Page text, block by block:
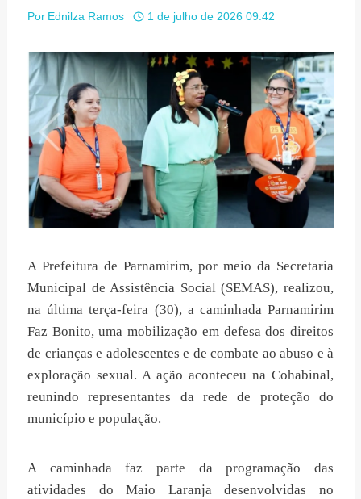
Por Ednilza Ramos 1 de julho de 2026 09:42
A Prefeitura de Parnamirim, por meio da Secretaria
Municipal de Assistência Social (SEMAS), realizou,
na última terça-feira (30), a caminhada Parnamirim
Faz Bonito, uma mobilização em defesa dos direitos
de crianças e adolescentes e de combate ao abuso e à
exploração sexual. A ação aconteceu na Cohabinal,
reunindo representantes da rede de proteção do
município e população.
A caminhada faz parte da programação das
atividades do Maio Laranja desenvolvidas no